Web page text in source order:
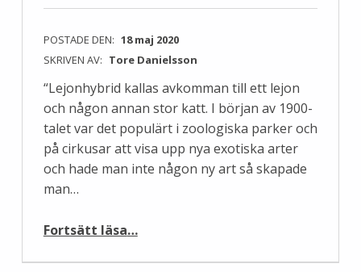
POSTADE DEN: 18 maj 2020
SKRIVEN AV: Tore Danielsson
“Lejonhybrid kallas avkomman till ett lejon
och någon annan stor katt. I början av 1900-
talet var det populärt i zoologiska parker och
på cirkusar att visa upp nya exotiska arter
och hade man inte någon ny art så skapade
man…
Fortsätt läsa…